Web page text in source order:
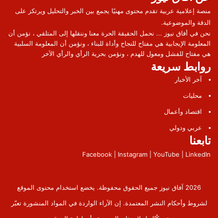
منصة إعلامية عربية تقدم محتوى مهنيًا يجمع بين الخبر والتحليل ويرتكز على
الدقة والموضوعية.
نحن في أفاق نيوز ... نحمل الحقيقة الحرة معنا وننقلها إلى المتلقي ، نؤمن أن
المعلومة الإيجابية هي مفتاح للنجاح وأداة للبناء ، ونؤمن أن المعلومة السلبية
هي مفتاح للفشل ومعول للهدم ، ونؤمن بحرية الرأي والرأي الآخر
روابط سريعة
آخر الأخبار
محليات
اقتصاد وأعمال
عربي ودولي
تابعنا
Facebook | Instagram | YouTube | LinkedIn
2026 آفاق نيوز جميع الحقوق محفوظة. يخضع استخدام محتوى الموقع
لشروط وأحكام النشر المعتمدة. إن الآراء الواردة في المواد المنشورة تعبّر